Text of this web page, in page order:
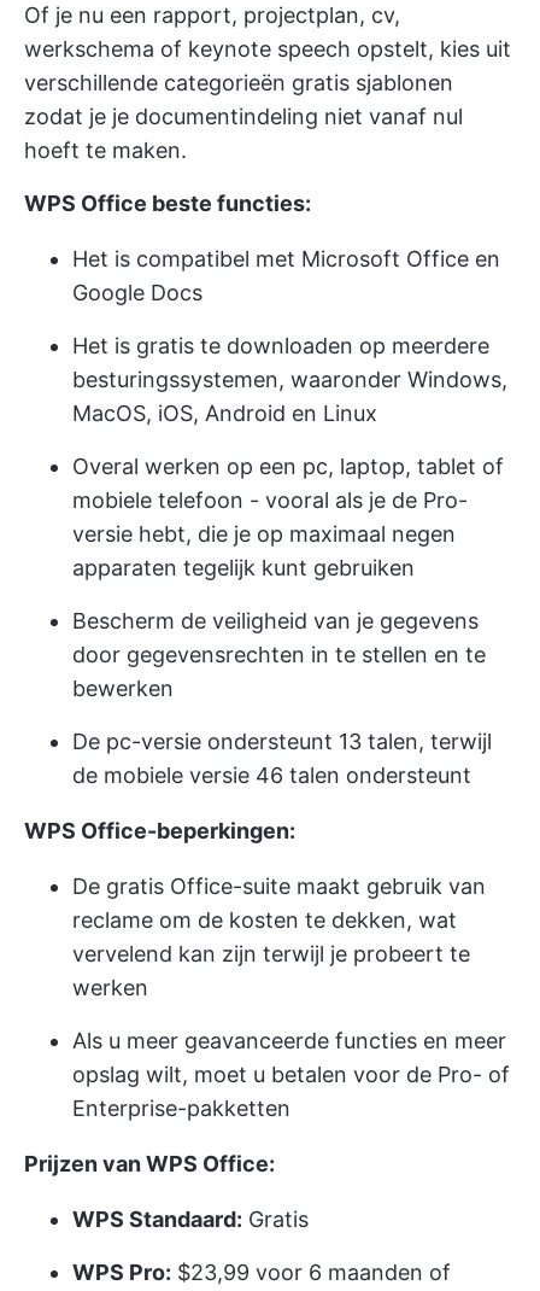
Of je nu een rapport, projectplan, cv,
werkschema of keynote speech opstelt, kies uit
verschillende categorieën gratis sjablonen
zodat je je documentindeling niet vanaf nul
hoeft te maken.
WPS Office beste functies:
Het is compatibel met Microsoft Office en
Google Docs
Het is gratis te downloaden op meerdere
besturingssystemen, waaronder Windows,
MacOS, iOS, Android en Linux
Overal werken op een pc, laptop, tablet of
mobiele telefoon - vooral als je de Pro-
versie hebt, die je op maximaal negen
apparaten tegelijk kunt gebruiken
Bescherm de veiligheid van je gegevens
door gegevensrechten in te stellen en te
bewerken
De pc-versie ondersteunt 13 talen, terwijl
de mobiele versie 46 talen ondersteunt
WPS Office-beperkingen:
De gratis Office-suite maakt gebruik van
reclame om de kosten te dekken, wat
vervelend kan zijn terwijl je probeert te
werken
Als u meer geavanceerde functies en meer
opslag wilt, moet u betalen voor de Pro- of
Enterprise-pakketten
Prijzen van WPS Office:
WPS Standaard: Gratis
WPS Pro: $23,99 voor 6 maanden of